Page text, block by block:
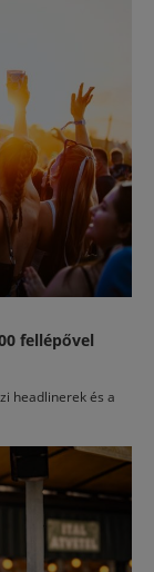
fellépővel
headlinerek és a